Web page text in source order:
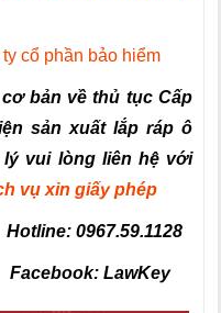
cổ phần bảo hiểm
bản về thủ tục Cấp
sản xuất lắp ráp ô
vui lòng liên hệ với
vụ xin giấy phép
0967.59.1128
LawKey